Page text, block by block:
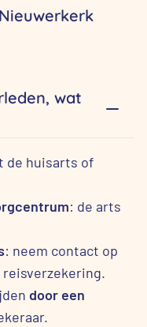
wat
de huisarts of
: de arts
: neem contact op
reisverzekering.
door een